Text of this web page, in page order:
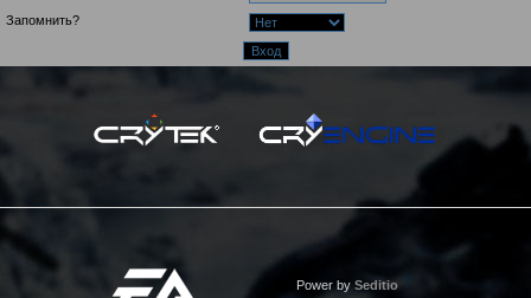
Запомнить?
Power by Seditio